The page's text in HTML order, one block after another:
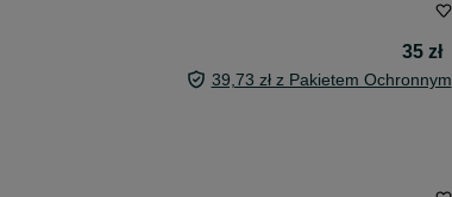
35 zł
39,73 zł z Pakietem Ochronnym